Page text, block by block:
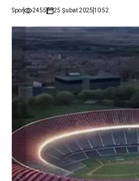
Spor 2455 25 Şubat 2025 10:52